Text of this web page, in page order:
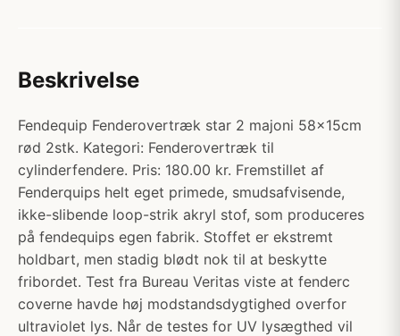
Beskrivelse
Fendequip Fenderovertræk star 2 majoni 58x15cm
rød 2stk. Kategori: Fenderovertræk til
cylinderfendere. Pris: 180.00 kr. Fremstillet af
Fenderquips helt eget primede, smudsafvisende,
ikke-slibende loop-strik akryl stof, som produceres
på fendequips egen fabrik. Stoffet er ekstremt
holdbart, men stadig blødt nok til at beskytte
fribordet. Test fra Bureau Veritas viste at fenderc
coverne havde høj modstandsdygtighed overfor
ultraviolet lys. Når de testes for UV lysægthed vil